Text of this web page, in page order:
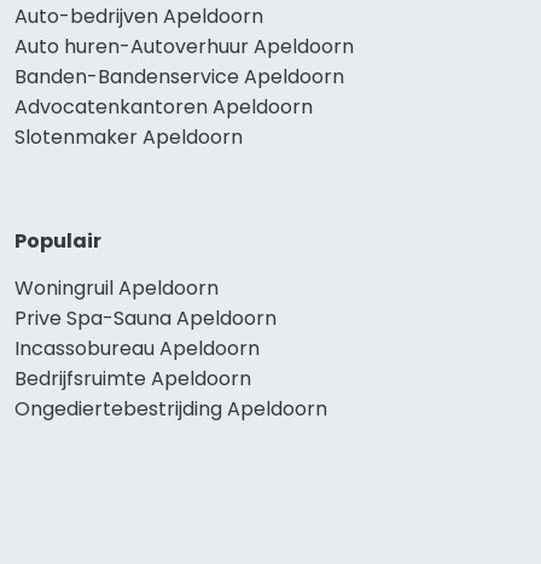
Auto-bedrijven Apeldoorn
Auto huren-Autoverhuur Apeldoorn
Banden-Bandenservice Apeldoorn
Advocatenkantoren Apeldoorn
Slotenmaker Apeldoorn
Populair
Woningruil Apeldoorn
Prive Spa-Sauna Apeldoorn
Incassobureau Apeldoorn
Bedrijfsruimte Apeldoorn
Ongediertebestrijding Apeldoorn